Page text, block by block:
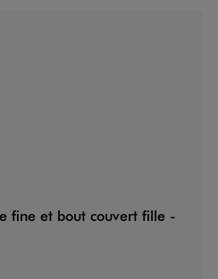
fine et bout couvert fille -